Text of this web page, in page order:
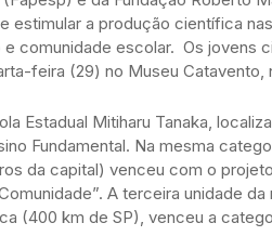
estimular a produção científica
comunidade escolar. Os jovens
feira (29) no Museu Catavento,
Estadual Mitiharu Tanaka,
Fundamental. Na mesma
da capital) venceu com o
A terceira unidade da
(400 km de SP), venceu a